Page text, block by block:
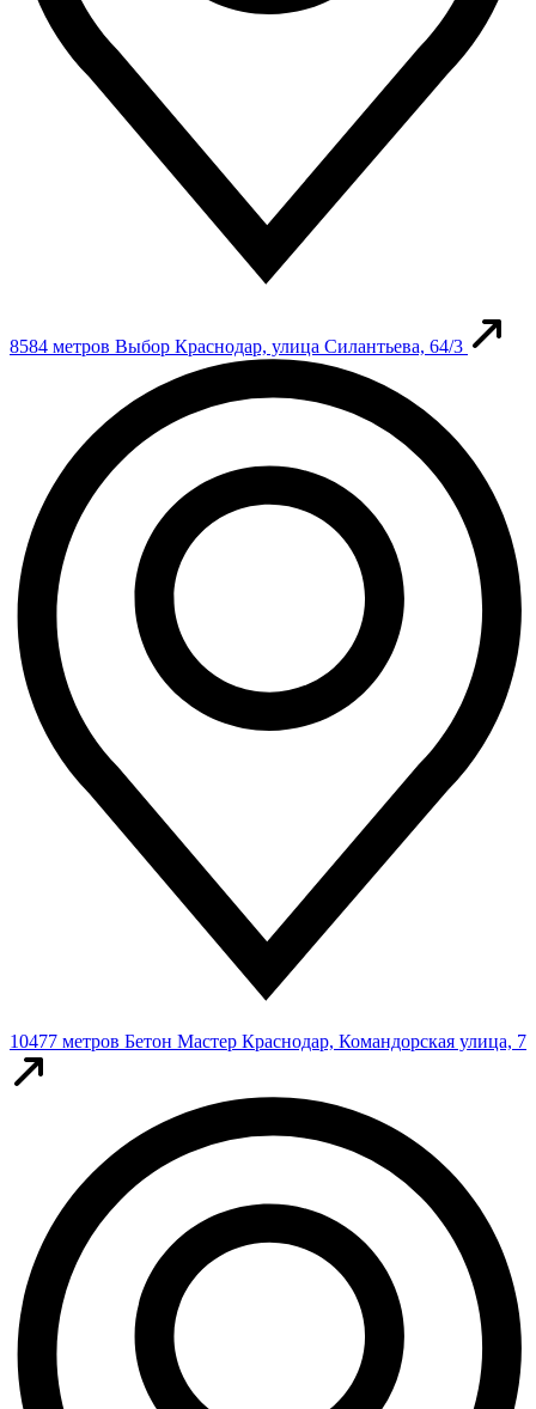
8584 метров Выбор Краснодар, улица Силантьева, 64/3
10477 метров Бетон Мастер Краснодар, Командорская улица, 7